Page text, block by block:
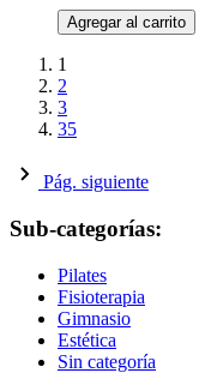
Agregar al carrito
1
2
3
35
Pág. siguiente
Sub-categorías:
Pilates
Fisioterapia
Gimnasio
Estética
Sin categoría